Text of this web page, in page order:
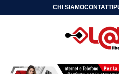
CHI SIAMOCONTATTI